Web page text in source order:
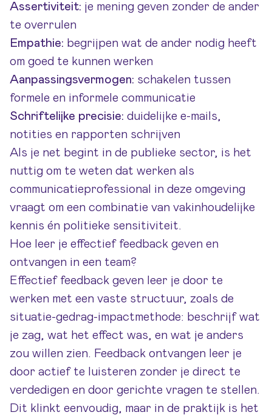
Assertiviteit: je mening geven zonder de ander
te overrulen
Empathie: begrijpen wat de ander nodig heeft
om goed te kunnen werken
Aanpassingsvermogen: schakelen tussen
formele en informele communicatie
Schriftelijke precisie: duidelijke e-mails,
notities en rapporten schrijven
Als je net begint in de publieke sector, is het
nuttig om te weten dat werken als
communicatieprofessional in deze omgeving
vraagt om een combinatie van vakinhoudelijke
kennis én politieke sensitiviteit.
Hoe leer je effectief feedback geven en
ontvangen in een team?
Effectief feedback geven leer je door te
werken met een vaste structuur, zoals de
situatie-gedrag-impactmethode: beschrijf wat
je zag, wat het effect was, en wat je anders
zou willen zien. Feedback ontvangen leer je
door actief te luisteren zonder je direct te
verdedigen en door gerichte vragen te stellen.
Dit klinkt eenvoudig, maar in de praktijk is het